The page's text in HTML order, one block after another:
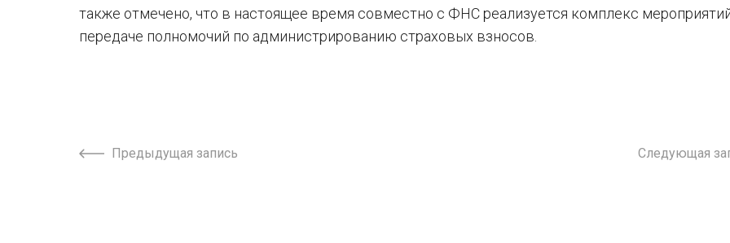
также отмечено, что в настоящее время совместно с ФНС реализуется комплекс
передаче полномочий по администрированию страховых взносов.
Предыдущая запись Следующая